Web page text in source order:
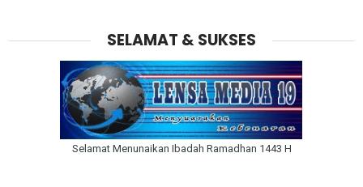
SELAMAT & SUKSES
Selamat Menunaikan Ibadah Ramadhan 1443 H